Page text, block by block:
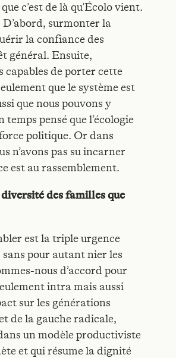
c’est de là qu’Écolo vient.
surmonter la
la confiance des
général. Ensuite,
capables de porter cette
que le système est
que nous pouvons y
pensé que l’écologie
politique. Or dans
n’avons pas su incarner
est au rassemblement.
des familles que
est la triple urgence
pour autant nier les
nous d’accord pour
intra mais aussi
sur les générations
de la gauche radicale,
un modèle productiviste
et qui résume la dignité